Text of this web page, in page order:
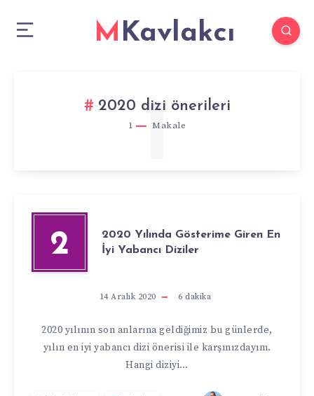
MKavlakcı
2020 dizi önerileri
1 Makale
1
2
2020 Yılında Gösterime Giren En
İyi Yabancı Diziler
14 Aralık 2020 6 dakika
2020 yılının son anlarına geldiğimiz bu günlerde,
yılın en iyi yabancı dizi önerisi ile karşınızdayım.
Hangi diziyi…